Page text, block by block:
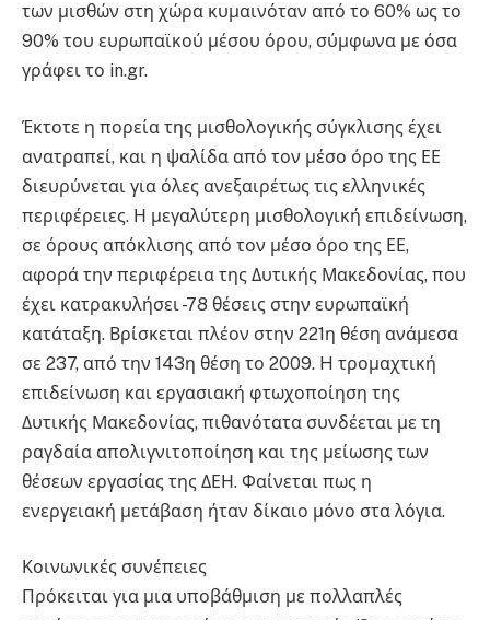
των μισθών στη χώρα κυμαινόταν από το 60% ως το
90% του ευρωπαϊκού μέσου όρου, σύμφωνα με όσα
γράφει το in.gr.
Έκτοτε η πορεία της μισθολογικής σύγκλισης έχει
ανατραπεί, και η ψαλίδα από τον μέσο όρο της ΕΕ
διευρύνεται για όλες ανεξαιρέτως τις ελληνικές
περιφέρειες. Η μεγαλύτερη μισθολογική επιδείνωση,
σε όρους απόκλισης από τον μέσο όρο της ΕΕ,
αφορά την περιφέρεια της Δυτικής Μακεδονίας, που
έχει κατρακυλήσει -78 θέσεις στην ευρωπαϊκή
κατάταξη. Βρίσκεται πλέον στην 221η θέση ανάμεσα
σε 237, από την 143η θέση το 2009. H τρομαχτική
επιδείνωση και εργασιακή φτωχοποίηση της
Δυτικής Μακεδονίας, πιθανότατα συνδέεται με τη
ραγδαία απολιγνιτοποίηση και της μείωσης των
θέσεων εργασίας της ΔΕΗ. Φαίνεται πως η
ενεργειακή μετάβαση ήταν δίκαιο μόνο στα λόγια.
Κοινωνικές συνέπειες
Πρόκειται για μια υποβάθμιση με πολλαπλές